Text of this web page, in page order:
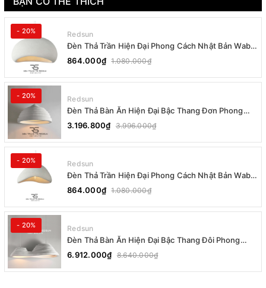
- 20% Redsun
Đèn Thả Trần Hiện Đại Phong Cách Nhật Bản Wabi-
sabi CDT-T036 Dáng B
864.000₫ 1.080.000₫
- 20% Redsun
Đèn Thả Bàn Ăn Hiện Đại Bậc Thang Đơn Phong
Cách Nhật Bản Wabi-sabi DC-T078B
3.196.800₫ 3.996.000₫
- 20% Redsun
Đèn Thả Trần Hiện Đại Phong Cách Nhật Bản Wabi-
sabi CDT-T036 Dáng A
864.000₫ 1.080.000₫
- 20% Redsun
Đèn Thả Bàn Ăn Hiện Đại Bậc Thang Đôi Phong
Cách Nhật Bản Wabi-sabi DC-T078A
6.912.000₫ 8.640.000₫